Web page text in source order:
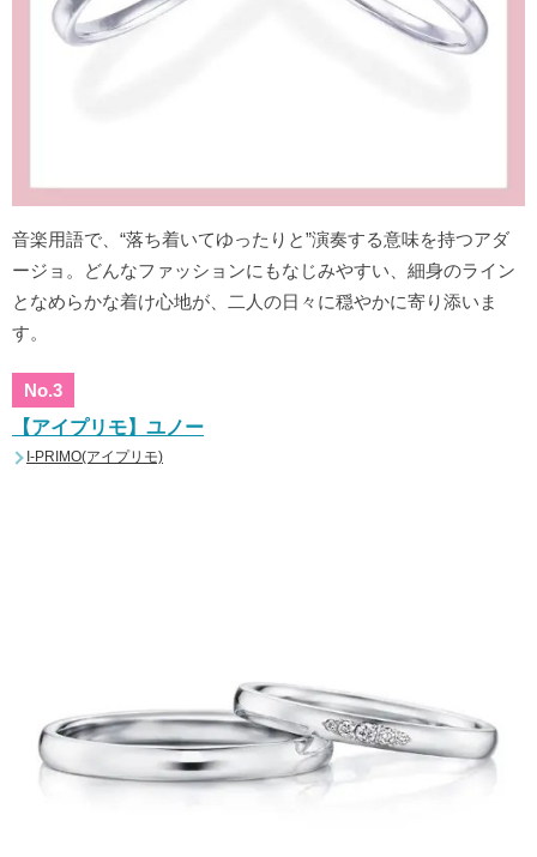
音楽用語で、“落ち着いてゆったりと”演奏する意味を持つアダ
ージョ。どんなファッションにもなじみやすい、細身のライン
となめらかな着け心地が、二人の日々に穏やかに寄り添いま
す。
No.3
【アイプリモ】ユノー
I-PRIMO(アイプリモ)